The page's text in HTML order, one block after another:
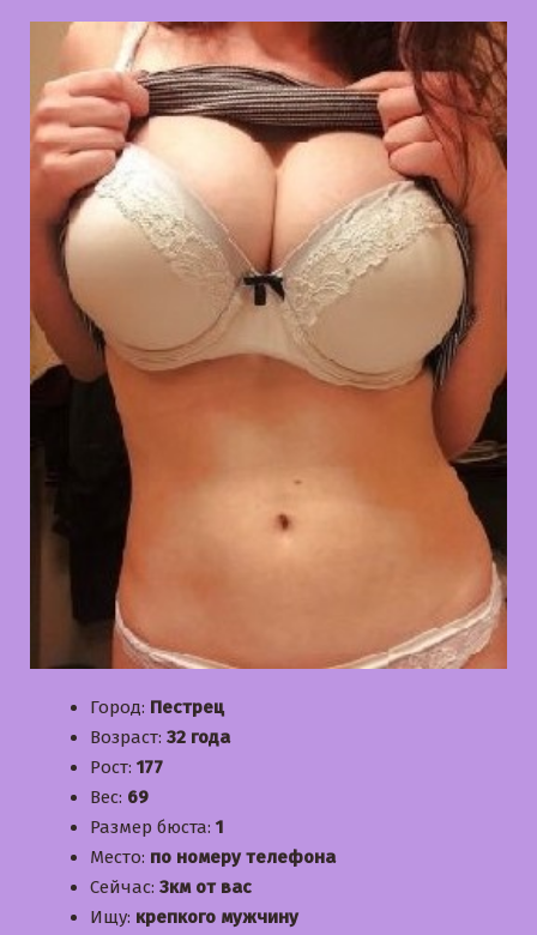
Город: Пестрец
Возраст: 32 года
Рост: 177
Вес: 69
Размер бюста: 1
Место: по номеру телефона
Сейчас: 3км от вас
Ищу: крепкого мужчину